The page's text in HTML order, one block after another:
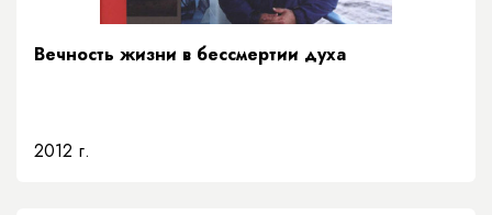
Вечность жизни в бессмертии духа
2012 г.